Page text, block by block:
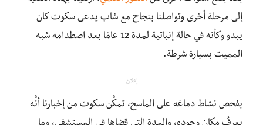
إلى مرحلة أخرى وتواصلنا بنجاح مع شاب يدعى سكوت كان
يبدو وكأنه في حالة إنباتية لمدة 12 عامًا بعد اصطدامه شبه
المميت بسيارة شرطة.
إعلان
بفحص نشاط دماغه على الماسح، تمكَّن سكوت من إخبارنا أنَّه